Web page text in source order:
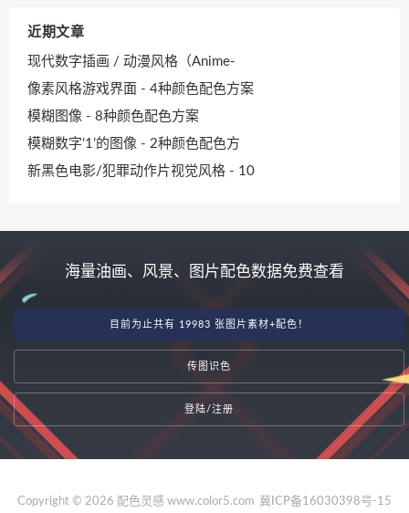
近期文章
现代数字插画 / 动漫风格（Anime-
像素风格游戏界面 - 4种颜色配色方案
模糊图像 - 8种颜色配色方案
模糊数字‘1’的图像 - 2种颜色配色方
新黑色电影/犯罪动作片视觉风格 - 10
海量油画、风景、图片配色数据免费查看
目前为止共有 19983 张图片素材+配色！
传图识色
登陆/注册
Copyright © 2026 配色灵感 www.color5.com 冀ICP备16030398号-15